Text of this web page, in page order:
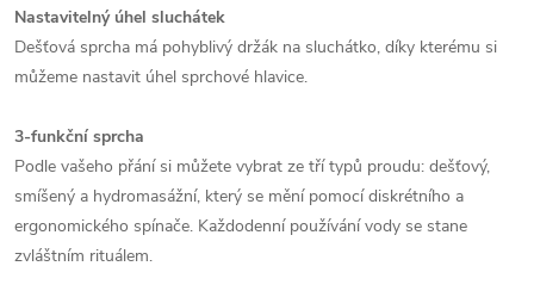
Nastavitelný úhel sluchátek
Dešťová sprcha má pohyblivý držák na sluchátko, díky kterému si
můžeme nastavit úhel sprchové hlavice.
3-funkční sprcha
Podle vašeho přání si můžete vybrat ze tří typů proudu: dešťový,
smíšený a hydromasážní, který se mění pomocí diskrétního a
ergonomického spínače. Každodenní používání vody se stane
zvláštním rituálem.